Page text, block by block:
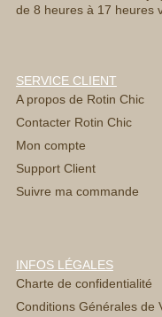
de 8 heures à 17 heures
SERVICE CLIENT
A propos de Rotin Chic
Contacter Rotin Chic
Mon compte
Support Client
Suivre ma commande
INFOS LÉGALES
Charte de confidentialité
Conditions Générales de